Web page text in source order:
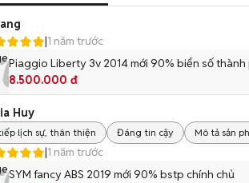
|1 năm trước
Piaggio Liberty 3v 2014 mới 90% biển số thành
8.500.000 đ
Huy
lịch sự, thân thiện Đáng tin cậy Mô tả sản
|1 năm trước
SYM fancy ABS 2019 mới 90% bstp chính chủ